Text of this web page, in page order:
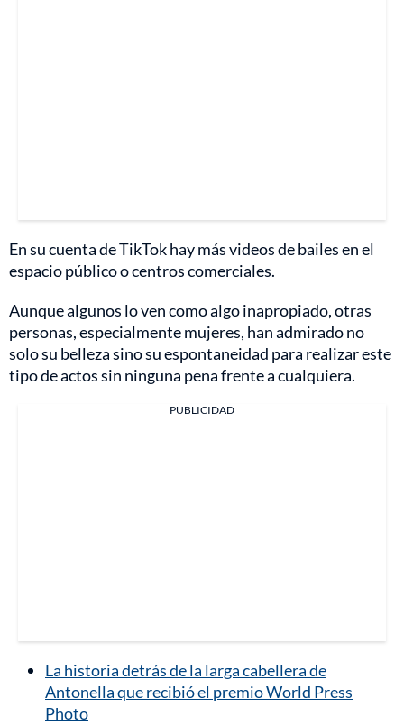
En su cuenta de TikTok hay más videos de bailes en el
espacio público o centros comerciales.
Aunque algunos lo ven como algo inapropiado, otras
personas, especialmente mujeres, han admirado no
solo su belleza sino su espontaneidad para realizar este
tipo de actos sin ninguna pena frente a cualquiera.
PUBLICIDAD
La historia detrás de la larga cabellera de
Antonella que recibió el premio World Press
Photo